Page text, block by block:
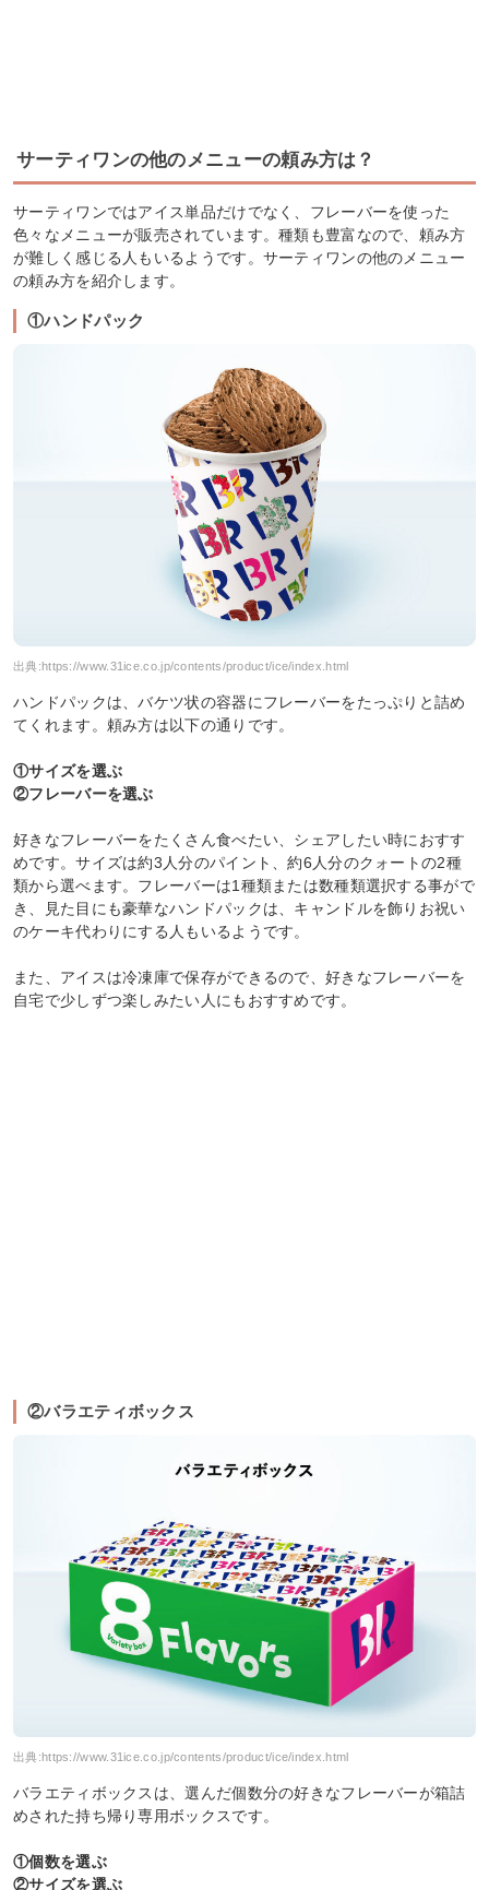
サーティワンの他のメニューの頼み方は？
サーティワンではアイス単品だけでなく、フレーバーを使った
色々なメニューが販売されています。種類も豊富なので、頼み方
が難しく感じる人もいるようです。サーティワンの他のメニュー
の頼み方を紹介します。
①ハンドパック
出典:https://www.31ice.co.jp/contents/product/ice/index.html
ハンドパックは、バケツ状の容器にフレーバーをたっぷりと詰め
てくれます。頼み方は以下の通りです。
①サイズを選ぶ
②フレーバーを選ぶ
好きなフレーバーをたくさん食べたい、シェアしたい時におすす
めです。サイズは約3人分のパイント、約6人分のクォートの2種
類から選べます。フレーバーは1種類または数種類選択する事がで
き、見た目にも豪華なハンドパックは、キャンドルを飾りお祝い
のケーキ代わりにする人もいるようです。
また、アイスは冷凍庫で保存ができるので、好きなフレーバーを
自宅で少しずつ楽しみたい人にもおすすめです。
②バラエティボックス
出典:https://www.31ice.co.jp/contents/product/ice/index.html
バラエティボックスは、選んだ個数分の好きなフレーバーが箱詰
めされた持ち帰り専用ボックスです。
①個数を選ぶ
②サイズを選ぶ